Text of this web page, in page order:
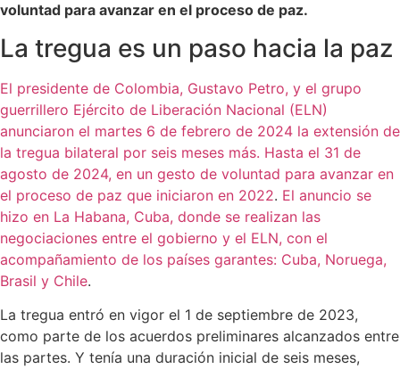
voluntad para avanzar en el proceso de paz.
La tregua es un paso hacia la paz
El presidente de Colombia, Gustavo Petro, y el grupo
guerrillero Ejército de Liberación Nacional (ELN)
anunciaron el martes 6 de febrero de 2024 la extensión de
la tregua bilateral por seis meses más. Hasta el 31 de
agosto de 2024, en un gesto de voluntad para avanzar en
el proceso de paz que iniciaron en 2022. El anuncio se
hizo en La Habana, Cuba, donde se realizan las
negociaciones entre el gobierno y el ELN, con el
acompañamiento de los países garantes: Cuba, Noruega,
Brasil y Chile.
La tregua entró en vigor el 1 de septiembre de 2023,
como parte de los acuerdos preliminares alcanzados entre
las partes. Y tenía una duración inicial de seis meses,